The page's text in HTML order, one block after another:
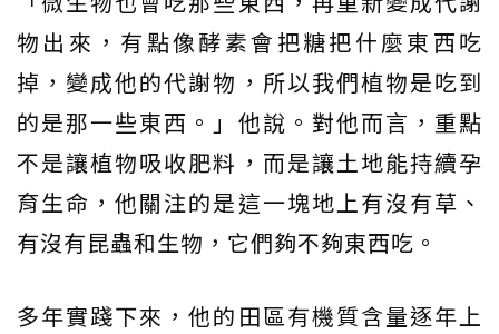
物出來，有點像酵素會把糖把什麼東西吃
掉，變成他的代謝物，所以我們植物是吃到
的是那一些東西。」他說。對他而言，重點
不是讓植物吸收肥料，而是讓土地能持續孕
育生命，他關注的是這一塊地上有沒有草、
有沒有昆蟲和生物，它們夠不夠東西吃。
多年實踐下來，他的田區有機質含量逐年上